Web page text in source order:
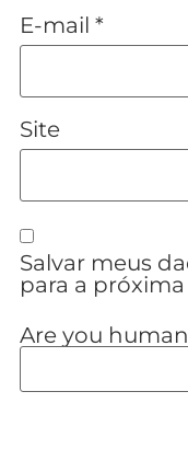
E-mail *
Site
Salvar meus
para a
Are you